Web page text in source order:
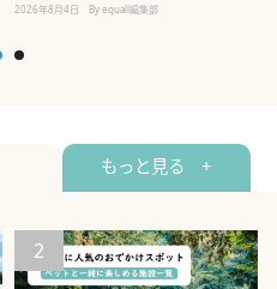
2026年8月4日 By equall編集部
もっと見る +
2